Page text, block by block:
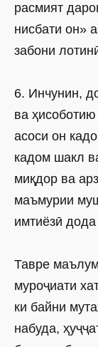
расмият
нисбати он»
забони
6. Инчунин,
ва
асоси он
кадом шакл
миқдор ва
маъмурии
имтиёзӣ
Тавре
муроҷиати
ки байни
набуда,